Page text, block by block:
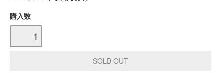
購入数